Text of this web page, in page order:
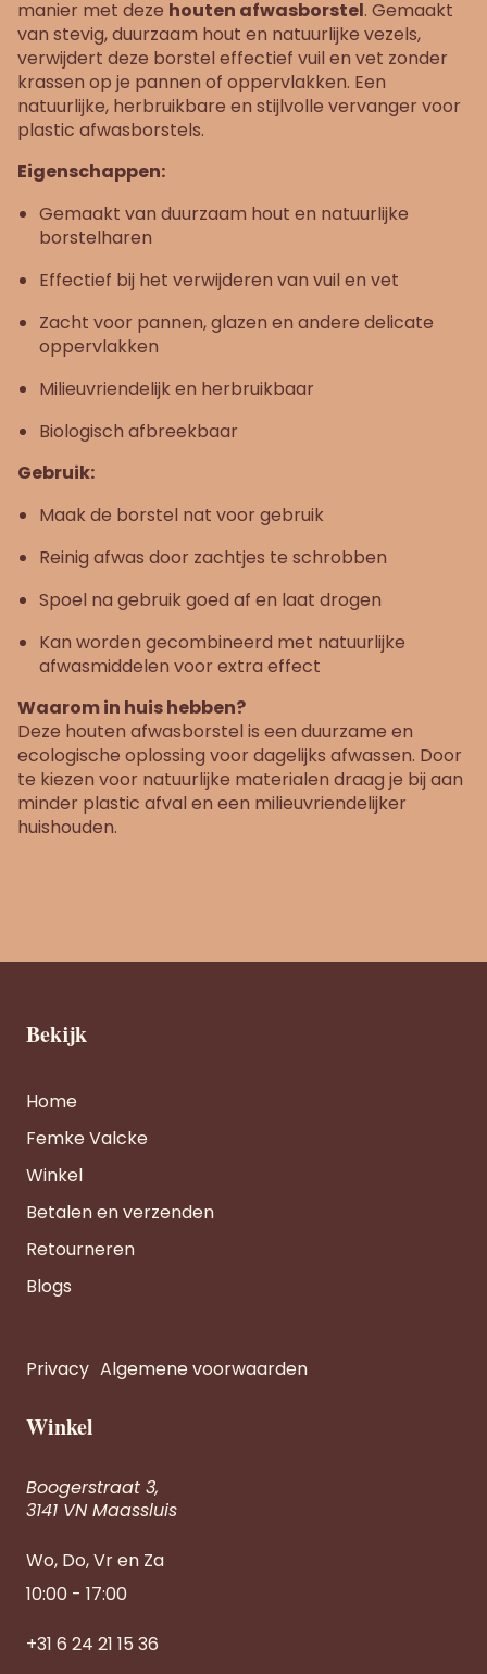
manier met deze houten afwasborstel. Gemaakt
van stevig, duurzaam hout en natuurlijke vezels,
verwijdert deze borstel effectief vuil en vet zonder
krassen op je pannen of oppervlakken. Een
natuurlijke, herbruikbare en stijlvolle vervanger voor
plastic afwasborstels.
Eigenschappen:
Gemaakt van duurzaam hout en natuurlijke
borstelharen
Effectief bij het verwijderen van vuil en vet
Zacht voor pannen, glazen en andere delicate
oppervlakken
Milieuvriendelijk en herbruikbaar
Biologisch afbreekbaar
Gebruik:
Maak de borstel nat voor gebruik
Reinig afwas door zachtjes te schrobben
Spoel na gebruik goed af en laat drogen
Kan worden gecombineerd met natuurlijke
afwasmiddelen voor extra effect
Waarom in huis hebben?
Deze houten afwasborstel is een duurzame en
ecologische oplossing voor dagelijks afwassen. Door
te kiezen voor natuurlijke materialen draag je bij aan
minder plastic afval en een milieuvriendelijker
huishouden.
Bekijk
Home
Femke Valcke
Winkel
Betalen en verzenden
Retourneren
Blogs
Privacy Algemene voorwaarden
Winkel
Boogerstraat 3,
3141 VN Maassluis
Wo, Do, Vr en Za
10:00 - 17:00
+31 6 24 21 15 36